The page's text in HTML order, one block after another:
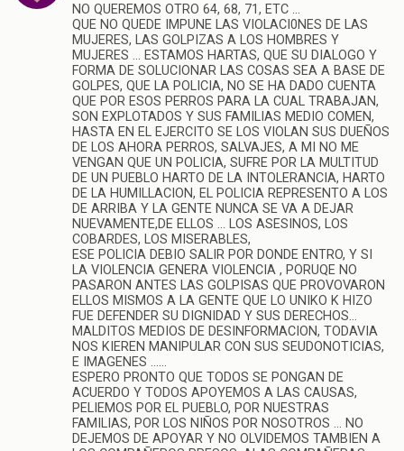
NO QUEREMOS OTRO 64, 68, 71, ETC …
QUE NO QUEDE IMPUNE LAS VIOLACI0NES DE LAS
MUJERES, LAS GOLPIZAS A LOS HOMBRES Y
MUJERES … ESTAMOS HARTAS, QUE SU DIALOGO Y
FORMA DE SOLUCIONAR LAS COSAS SEA A BASE DE
GOLPES, QUE LA POLICIA, NO SE HA DADO CUENTA
QUE POR ESOS PERROS PARA LA CUAL TRABAJAN,
SON EXPLOTADOS Y SUS FAMILIAS MEDIO COMEN,
HASTA EN EL EJERCITO SE LOS VIOLAN SUS DUEÑOS
DE LOS AHORA PERROS, SALVAJES, A MI NO ME
VENGAN QUE UN POLICIA, SUFRE POR LA MULTITUD
DE UN PUEBLO HARTO DE LA INTOLERANCIA, HARTO
DE LA HUMILLACION, EL POLICIA REPRESENTO A LOS
DE ARRIBA Y LA GENTE NUNCA SE VA A DEJAR
NUEVAMENTE,DE ELLOS … LOS ASESINOS, LOS
COBARDES, LOS MISERABLES,
ESE POLICIA DEBIO SALIR POR DONDE ENTRO, Y SI
LA VIOLENCIA GENERA VIOLENCIA , PORUQE NO
PASARON ANTES LAS GOLPISAS QUE PROVOVARON
ELLOS MISMOS A LA GENTE QUE LO UNIKO K HIZO
FUE DEFENDER SU DIGNIDAD Y SUS DERECHOS…
MALDITOS MEDIOS DE DESINFORMACION, TODAVIA
NOS KIEREN MANIPULAR CON SUS SEUDONOTICIAS,
E IMAGENES ……
ESPERO PRONTO QUE TODOS SE PONGAN DE
ACUERDO Y TODOS APOYEMOS A LAS CAUSAS,
PELIEMOS POR EL PUEBLO, POR NUESTRAS
FAMILIAS, POR LOS NIÑOS POR NOSOTROS … NO
DEJEMOS DE APOYAR Y NO OLVIDEMOS TAMBIEN A